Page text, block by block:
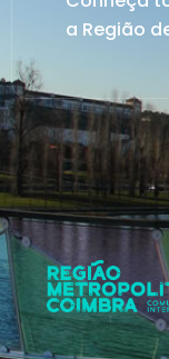
a Região